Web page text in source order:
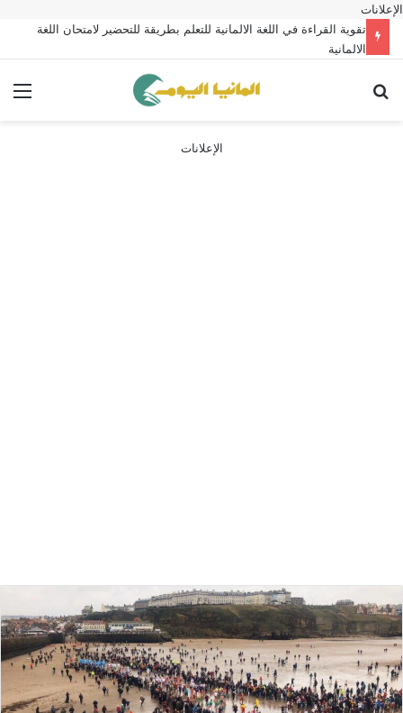
الإعلانات
تقوية القراءة في اللغة الالمانية للتعلم بطريقة للتحضير لامتحان اللغة
الالمانية
الإعلانات